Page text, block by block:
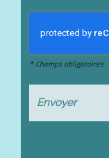
* Champs obligatoires